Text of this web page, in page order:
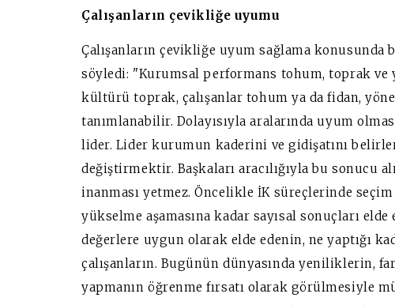
Çalışanların çevikliğe uyumu
Çalışanların çevikliğe uyum sağlama konusunda
söyledi: "Kurumsal performans tohum, toprak
kültürü toprak, çalışanlar tohum ya da fidan,
tanımlanabilir. Dolayısıyla aralarında uyum
lider. Lider kurumun kaderini ve gidişatını
değiştirmektir. Başkaları aracılığıyla bu sonucu
inanması yetmez. Öncelikle İK süreçlerinde seçim
yükselme aşamasına kadar sayısal sonuçları
değerlere uygun olarak elde edenin, ne yaptığı
çalışanların. Bugünün dünyasında yeniliklerin,
yapmanın öğrenme fırsatı olarak görülmesiyle